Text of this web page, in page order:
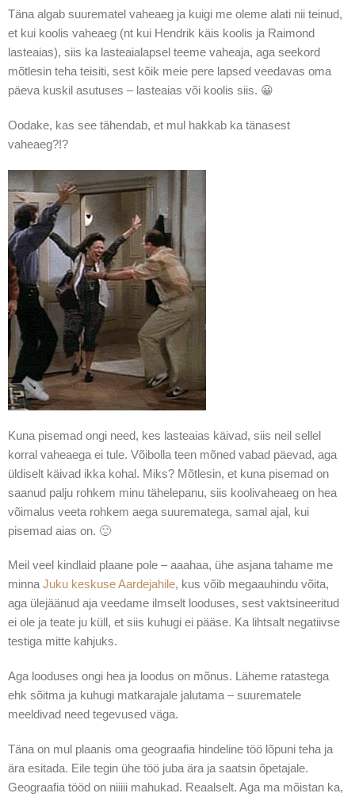
Täna algab suurematel vaheaeg ja kuigi me oleme alati nii teinud,
et kui koolis vaheaeg (nt kui Hendrik käis koolis ja Raimond
lasteaias), siis ka lasteaialapsel teeme vaheaja, aga seekord
mõtlesin teha teisiti, sest kõik meie pere lapsed veedavas oma
päeva kuskil asutuses – lasteaias või koolis siis. 😀
Oodake, kas see tähendab, et mul hakkab ka tänasest
vaheaeg?!?
Kuna pisemad ongi need, kes lasteaias käivad, siis neil sellel
korral vaheaega ei tule. Võibolla teen mõned vabad päevad, aga
üldiselt käivad ikka kohal. Miks? Mõtlesin, et kuna pisemad on
saanud palju rohkem minu tähelepanu, siis koolivaheaeg on hea
võimalus veeta rohkem aega suurematega, samal ajal, kui
pisemad aias on. 🙂
Meil veel kindlaid plaane pole – aaahaa, ühe asjana tahame me
minna Juku keskuse Aardejahile, kus võib megaauhindu võita,
aga ülejäänud aja veedame ilmselt looduses, sest vaktsineeritud
ei ole ja teate ju küll, et siis kuhugi ei pääse. Ka lihtsalt negatiivse
testiga mitte kahjuks.
Aga looduses ongi hea ja loodus on mõnus. Läheme ratastega
ehk sõitma ja kuhugi matkarajale jalutama – suurematele
meeldivad need tegevused väga.
Täna on mul plaanis oma geograafia hindeline töö lõpuni teha ja
ära esitada. Eile tegin ühe töö juba ära ja saatsin õpetajale.
Geograafia tööd on niiiii mahukad. Reaalselt. Aga ma mõistan ka,